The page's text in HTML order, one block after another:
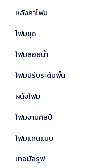
หลังคาโฟม
โฟมขุด
โฟมลอยน้ำ
โฟมปรับระดับพื้น
ผนังโฟม
โฟมงานศิลป์
โฟมแทนแบบ
เทอมัลรูฟ